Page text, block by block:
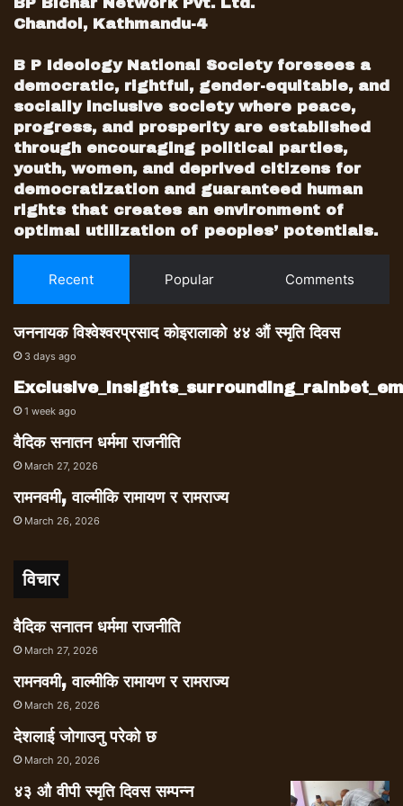
नेकपा नेतृत्वको सरकारको सन्दर्भमा समेत १० बुँदा
सर्वसत्तावादतर्फ उन्मुख रहेको भन्दै सञ्चारमाध्यममाथि
अकुशक लगाउन खोजेको आरोपसमेत लगाएको छ ।
संविधान संशोधनको मुद्दामा मधेसवादीलाई पुनः
अलमल्याएर कम्युनिस्टहरूले अर्को षड्यन्त्र रच्न
थालेको कांग्रेसको आरोप छ । पार्टीले कठिन
परिस्थितिमा सभापति भेला गरेकाले यसको दूरगामी
महत्व हुने उपसभापति विमलेन्द्र निधिले बताए । जिल्ला
सभापतिले दिएको सुझावले पार्टी विधानदेखि
संगठनसम्मका विषयमा महासमितिले लिने निर्णयमा मधत
पुग्ने उनको भनाइ छ ।
पार्टीको नयाँ संरचनामै पनि कांग्रेसमा दुई थरी धार
देखिएको छ । महासमितिले नयाँ विधान बनाएपछि
सभापति देउवा तत्काल प्रदेशदेखि स्थानीय तहसम्म
। उनीबाहेकका नेताको भने विधान बनेसँगै अधिवेशनबाटै
नयाँ संरचना खडा गर्नुपर्ने माग छ ।
गगन थापा, प्रदीप पौडेलसहितका आठ युवा नेताले
केन्द्रीय समितिको बैठकदेखि पार्टी सुधारका लागि छुट्टै
दस्तावेज सार्वजनिक गर्दै पार्टीको तलदेखि तत्काल
अधिवेशन प्रक्रिया अघि बढाउन माग गरेका छन् ।
‘एउटा लोकतान्त्रिक पार्टीभित्र थरीथरी विचार हुनु
स्वाभाविक हो । हेटौंडा भेलाको बन्दसत्रमा खुलेर सबै
पक्षमाथि छलफल भएको छ । यसले पार्टीलाई
दीर्घकालीन फाइदा पुग्छ
BP Bichar Network Pvt. Ltd.
Chandol, Kathmandu-4
B P Ideology National Society foresees a
democratic, rightful, gender-equitable, and
socially inclusive society where peace,
progress, and prosperity are established
through encouraging political parties,
youth, women, and deprived citizens for
democratization and guaranteed human
rights that creates an environment of
optimal utilization of peoples’ potentials.
Recent Popular Comments
जननायक विश्वेश्वरप्रसाद कोइरालाको ४४ औं स्मृति दिवस
3 days ago
1 week ago
वैदिक सनातन धर्ममा राजनीति
March 27, 2026
रामनवमी, वाल्मीकि रामायण र रामराज्य
March 26, 2026
विचार
वैदिक सनातन धर्ममा राजनीति
March 27, 2026
रामनवमी, वाल्मीकि रामायण र रामराज्य
March 26, 2026
देशलाई जोगाउनु परेको छ
March 20, 2026
४३ औ वीपी स्मृति दिवस सम्पन्न